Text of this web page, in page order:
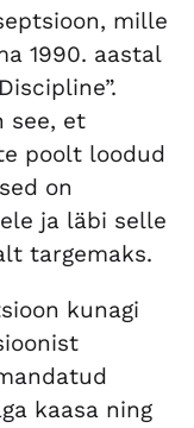
mille
1990. aastal
see, et
poolt loodud
on
ja läbi selle
targemaks.
kunagi
kaasa ning